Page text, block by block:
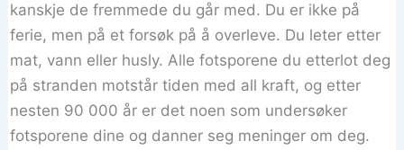
kanskje de fremmede du går med. Du er ikke på
ferie, men på et forsøk på å overleve. Du leter etter
mat, vann eller husly. Alle fotsporene du etterlot deg
på stranden motstår tiden med all kraft, og etter
nesten 90 000 år er det noen som undersøker
fotsporene dine og danner seg meninger om deg.